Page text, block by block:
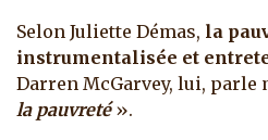
Selon Juliette Démas, la
instrumentalisée et
Darren McGarvey, lui, parle
la pauvreté».